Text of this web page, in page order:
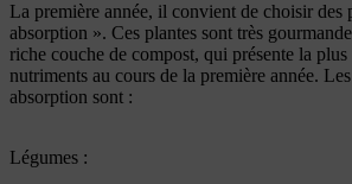
La première année, il convient de choisir des
absorption ». Ces plantes sont très
riche couche de compost, qui présente la
nutriments au cours de la première année.
absorption sont :
Légumes :